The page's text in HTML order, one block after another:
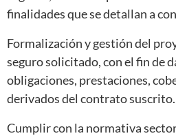
finalidades que se detallan a
Formalización y gestión del
seguro solicitado, con el fin de
obligaciones, prestaciones,
derivados del contrato suscrito.
Cumplir con la normativa